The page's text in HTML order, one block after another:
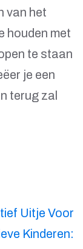
van het
houden met
te staan
je een
terug zal
Uitje Voor
Kinderen: